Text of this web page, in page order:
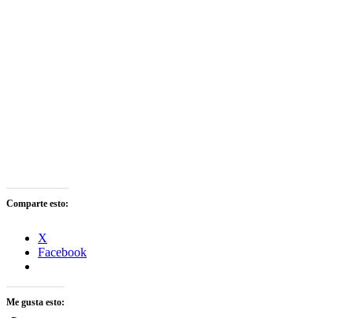
Comparte esto:
X
Facebook
Me gusta esto: